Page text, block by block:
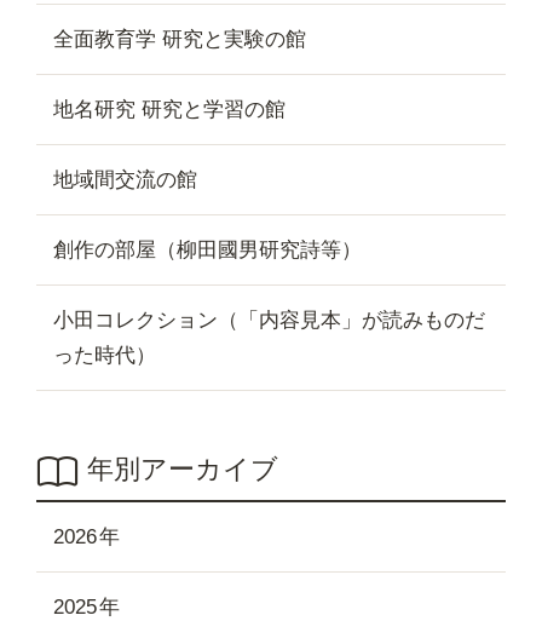
全面教育学 研究と実験の館
地名研究 研究と学習の館
地域間交流の館
創作の部屋（柳田國男研究詩等）
小田コレクション（「内容見本」が読みものだ
った時代）
年別アーカイブ
2026
2025